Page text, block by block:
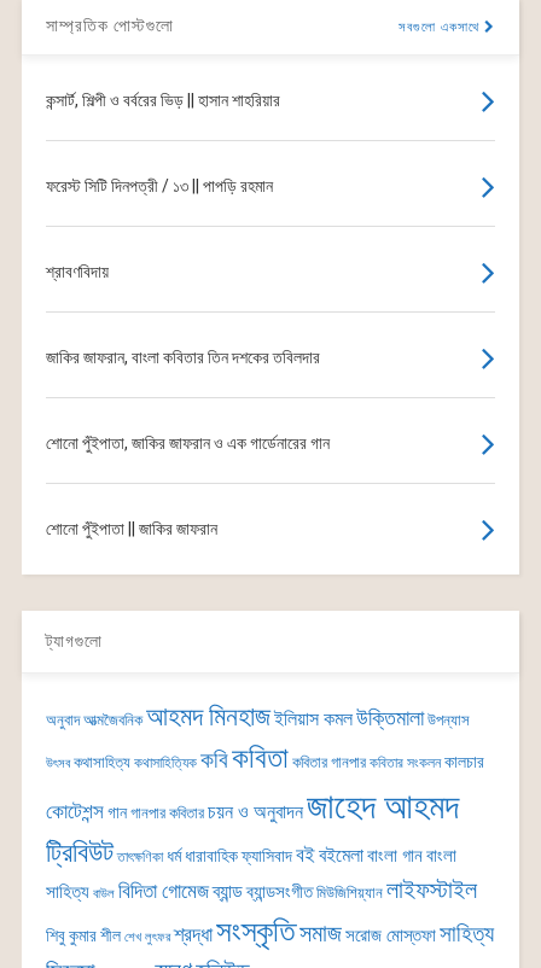
সাম্প্রতিক পোস্টগুলো সবগুলো একসাথে
কন্সার্ট, শিল্পী ও বর্বরের ভিড় || হাসান শাহরিয়ার
ফরেস্ট সিটি দিনপত্রী / ১৩ || পাপড়ি রহমান
শ্রাবণবিদায়
জাকির জাফরান, বাংলা কবিতার তিন দশকের তবিলদার
শোনো পুঁইপাতা, জাকির জাফরান ও এক গার্ডেনারের গান
শোনো পুঁইপাতা || জাকির জাফরান
ট্যাগগুলো
অনুবাদ আত্মজৈবনিক আহমদ মিনহাজইলিয়াস কমলউক্তিমালা উপন্যাস
উৎসব কথাসাহিত্য কথাসাহিত্যিক কবিকবিতা কবিতার গানপার কবিতার সংকলন কালচার
কোটেশন্সগান গানপার কবিতার চয়ন ও অনুবাদনজাহেদ আহমদ
ট্রিবিউট তাৎক্ষণিকা ধর্ম ধারাবাহিকফ্যাসিবাদবইবইমেলাবাংলা গানবাংলা
সাহিত্য বাউল বিদিতা গোমেজব্যান্ডব্যান্ডসংগীত মিউজিশিয়্যান লাইফস্টাইল
শিবু কুমার শীল শেখ লুৎফর শ্রদ্ধাসংস্কৃতিসমাজসরোজ মোস্তফাসাহিত্য